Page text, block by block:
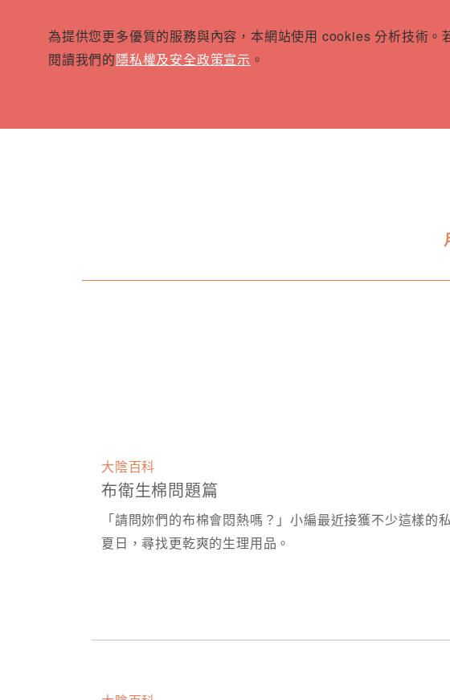
為提供您更多優質的服務與內容，本網站使用 cookies 分析技術
閱讀我們的隱私權及安全政策宣示 。
大陰百科
布衛生棉問題篇
「請問妳們的布棉會悶熱嗎？」小編最近接獲不少這樣的
夏日，尋找更乾爽的生理用品。